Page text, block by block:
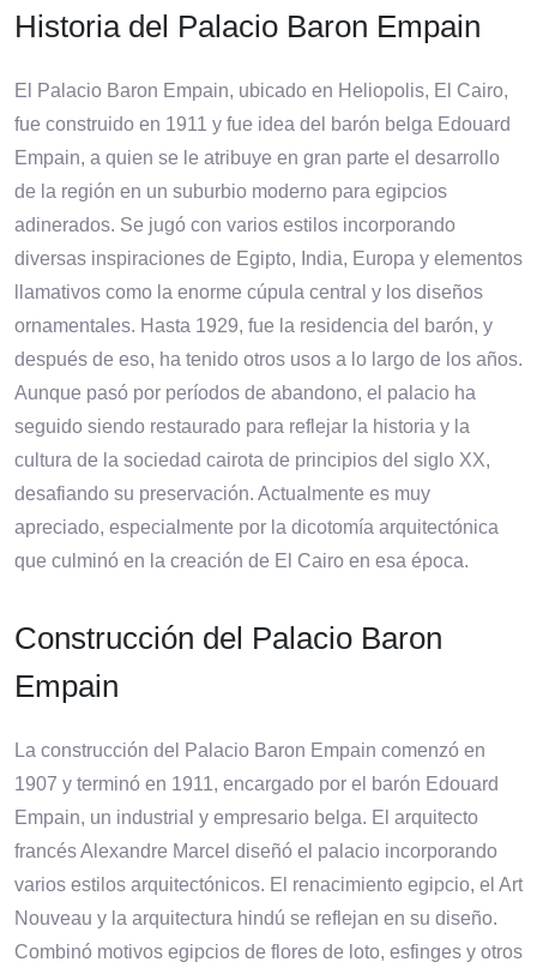
Historia del Palacio Baron Empain
El Palacio Baron Empain, ubicado en Heliopolis, El Cairo,
fue construido en 1911 y fue idea del barón belga Edouard
Empain, a quien se le atribuye en gran parte el desarrollo
de la región en un suburbio moderno para egipcios
adinerados. Se jugó con varios estilos incorporando
diversas inspiraciones de Egipto, India, Europa y elementos
llamativos como la enorme cúpula central y los diseños
ornamentales. Hasta 1929, fue la residencia del barón, y
después de eso, ha tenido otros usos a lo largo de los años.
Aunque pasó por períodos de abandono, el palacio ha
seguido siendo restaurado para reflejar la historia y la
cultura de la sociedad cairota de principios del siglo XX,
desafiando su preservación. Actualmente es muy
apreciado, especialmente por la dicotomía arquitectónica
que culminó en la creación de El Cairo en esa época.
Construcción del Palacio Baron
Empain
La construcción del Palacio Baron Empain comenzó en
1907 y terminó en 1911, encargado por el barón Edouard
Empain, un industrial y empresario belga. El arquitecto
francés Alexandre Marcel diseñó el palacio incorporando
varios estilos arquitectónicos. El renacimiento egipcio, el Art
Nouveau y la arquitectura hindú se reflejan en su diseño.
Combinó motivos egipcios de flores de loto, esfinges y otros